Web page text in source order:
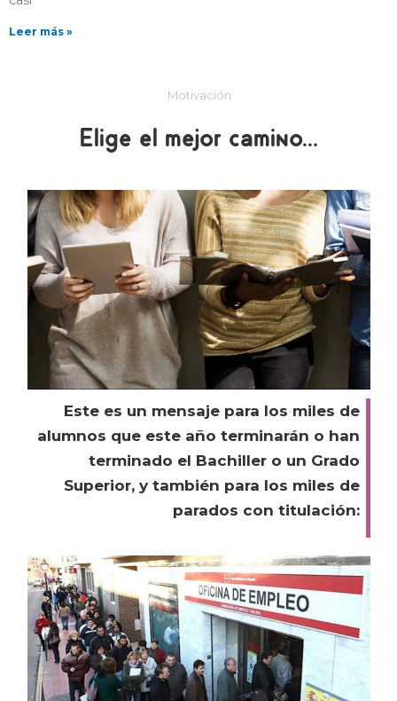
Leer más »
Motivación
Elige el mejor camino...
Este es un mensaje para los miles de
alumnos que este año terminarán o han
terminado el Bachiller o un Grado
Superior, y también para los miles de
parados con titulación: